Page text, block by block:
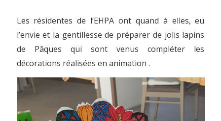
Les résidentes de l’EHPA ont quand à elles, eu
l’envie et la gentillesse de préparer de jolis lapins
de Pâques qui sont venus compléter les
décorations réalisées en animation .